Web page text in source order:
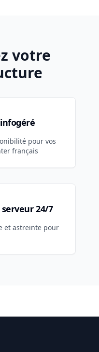
votre
pour vos
français
24/7
et astreinte pour